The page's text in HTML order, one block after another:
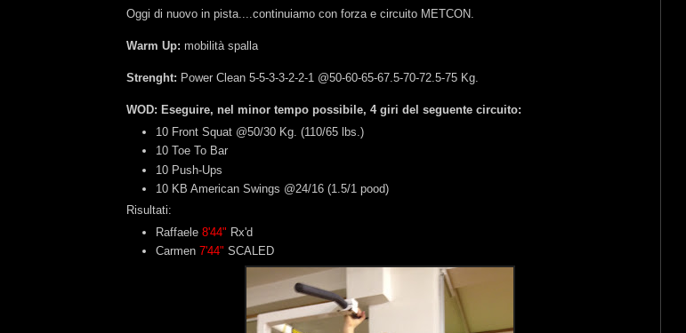
Oggi di nuovo in pista....continuiamo con forza e circuito METCON.
Warm Up: mobilità spalla
Strenght: Power Clean 5-5-3-3-2-2-1 @50-60-65-67.5-70-72.5-75 Kg.
WOD: Eseguire, nel minor tempo possibile, 4 giri del seguente circuito:
10 Front Squat @50/30 Kg. (110/65 lbs.)
10 Toe To Bar
10 Push-Ups
10 KB American Swings @24/16 (1.5/1 pood)
Risultati:
Raffaele 8'44" Rx'd
Carmen 7'44" SCALED